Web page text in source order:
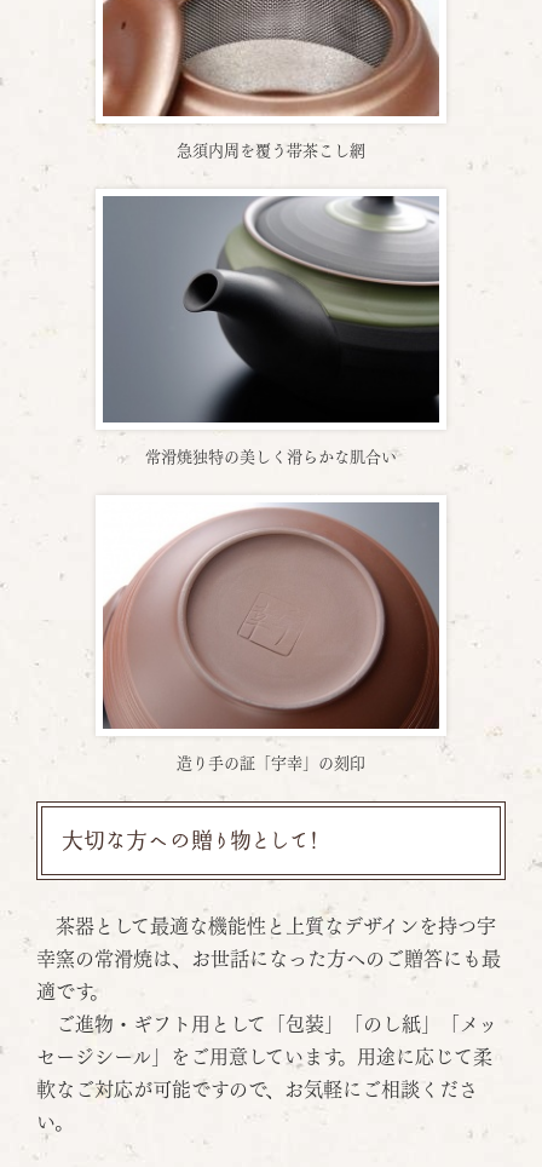
急須内周を覆う帯茶こし網
常滑焼独特の美しく滑らかな肌合い
造り手の証「宇幸」の刻印
大切な方への贈り物として！
茶器として最適な機能性と上質なデザインを持つ宇
幸窯の常滑焼は、お世話になった方へのご贈答にも最
適です。
ご進物・ギフト用として「包装」「のし紙」「メッ
セージシール」をご用意しています。用途に応じて柔
軟なご対応が可能ですので、お気軽にご相談くださ
い。